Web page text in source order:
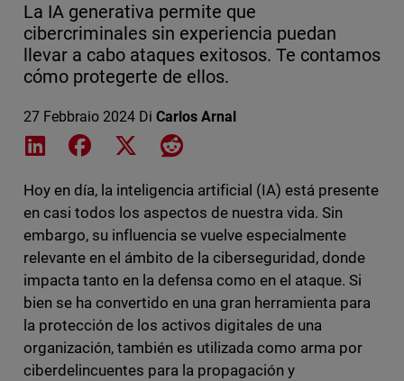
La IA generativa permite que
cibercriminales sin experiencia puedan
llevar a cabo ataques exitosos. Te contamos
cómo protegerte de ellos.
27 Febbraio 2024 Di Carlos Arnal
Share on LinkedIn
Share on Facebook
Share on XShare on Reddit
Hoy en día, la inteligencia artificial (IA) está presente
en casi todos los aspectos de nuestra vida. Sin
embargo, su influencia se vuelve especialmente
relevante en el ámbito de la ciberseguridad, donde
impacta tanto en la defensa como en el ataque. Si
bien se ha convertido en una gran herramienta para
la protección de los activos digitales de una
organización, también es utilizada como arma por
ciberdelincuentes para la propagación y